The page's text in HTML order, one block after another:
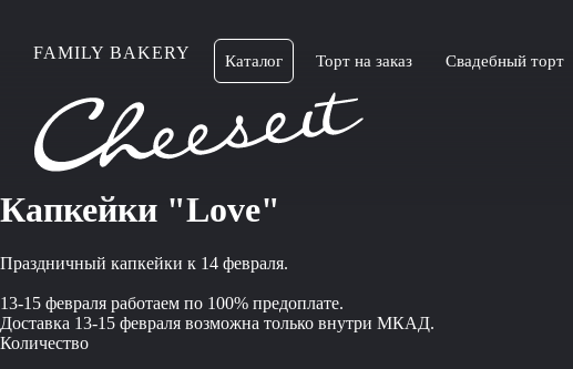
FAMILY BAKERY Каталог Торт на заказ Свадебный торт
Капкейки "Love"
Праздничный капкейки к 14 февраля.
13-15 февраля работаем по 100% предоплате.
Доставка 13-15 февраля возможна только внутри МКАД.
Количество